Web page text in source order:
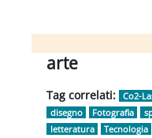
Blocchi
Blocchi
Blocchi
Blocchi
arte
Tag correlati: Co2-
disegno
Fotografia
letteratura
Tecnologia